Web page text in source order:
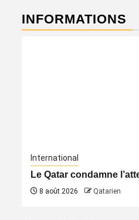
INFORMATIONS
International
Le Qatar condamne
8 août 2026 Qatarien